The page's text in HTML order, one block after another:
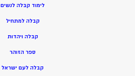
לימוד קבלה לנשים
קבלה למתחיל
קבלה ויהדות
ספר הזוהר
קבלה לעם ישראל